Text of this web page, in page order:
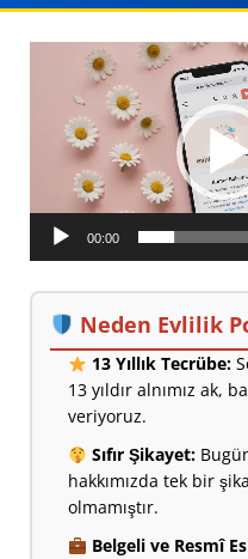
oynatıcı
00:00
Neden Evlilik
13 Yıllık Tecrübe:
13 yıldır alnımız ak,
veriyoruz.
Sıfır Şikayet:
hakkımızda tek bir
olmamıştır.
Belgeli ve Resmî